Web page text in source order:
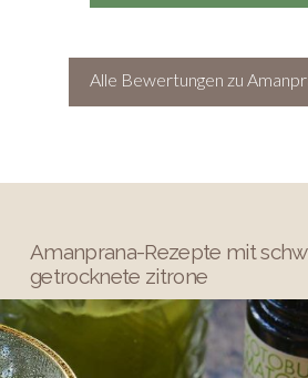
Alle Bewertungen zu
Amanprana-Rezepte mit
getrocknete zitrone